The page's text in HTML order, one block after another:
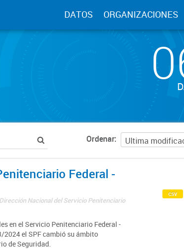
DATOS ORGANIZACIONES
Ordenar
Federal -
Nacional del Servicio Penitenciario
en el Servicio Penitenciario Federal -
2024 el SPF cambió su ámbito
de Seguridad.
csv